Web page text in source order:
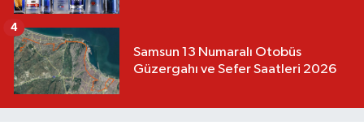
Samsun 13 Numaralı Otobüs
Güzergahı ve Sefer Saatleri 2026
4